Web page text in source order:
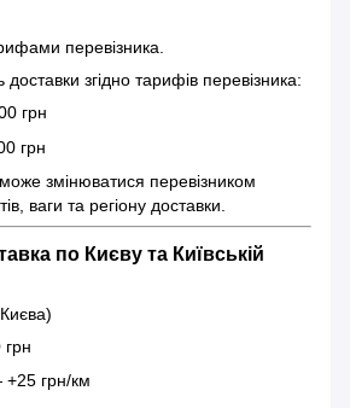
перевізника.
доставки згідно тарифів перевізника:
грн
грн
може змінюватися перевізником
ваги та регіону доставки.
по Києву та Київській
+25 грн/км